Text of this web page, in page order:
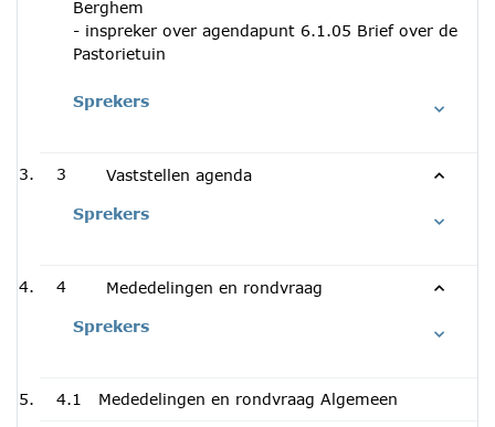
Berghem
- inspreker over agendapunt 6.1.05 Brief over de
Pastorietuin
Sprekers
3 Vaststellen agenda
Sprekers
4 Mededelingen en rondvraag
Sprekers
4.1 Mededelingen en rondvraag Algemeen